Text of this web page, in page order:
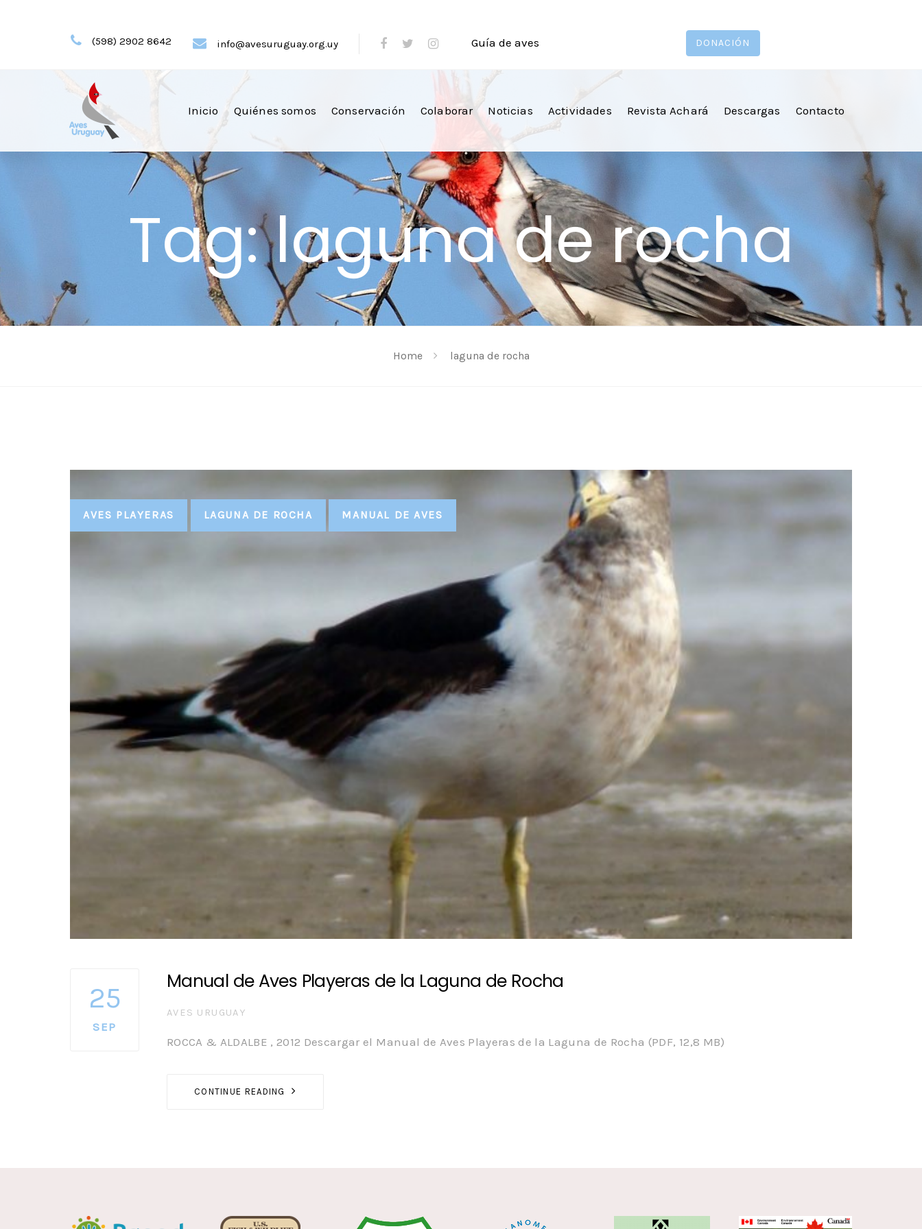
to
(598) 2902 8642 info@avesuruguay.org.uy Guía de aves DONACIÓN
Inicio Quiénes somos Conservación Colaborar Noticias Actividades Revista Achará Descargas Contacto
Tag: laguna de rocha
Home laguna de rocha
Tags
AVES PLAYERAS LAGUNA DE ROCHA MANUAL DE AVES
25
SEP
Manual de Aves Playeras de la Laguna de Rocha
AUTHOR
AVES URUGUAY
ROCCA & ALDALBE , 2012 Descargar el Manual de Aves Playeras de la Laguna de Rocha (PDF, 12,8 MB)
CONTINUE READING